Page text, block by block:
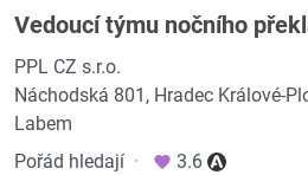
Vedoucí týmu nočního
PPL CZ s.r.o.
Náchodská 801, Hradec Králové-
Labem
Pořád hledají · 3.6